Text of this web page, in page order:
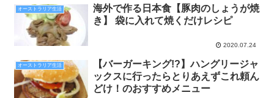
オーストラリア生活
海外で作る日本食【豚肉のしょうが焼
き】 袋に入れて焼くだけレシピ
2020.07.24
オーストラリア生活
【バーガーキング!?】ハングリージャ
ックスに行ったらとりあえずこれ頼ん
どけ！のおすすめメニュー